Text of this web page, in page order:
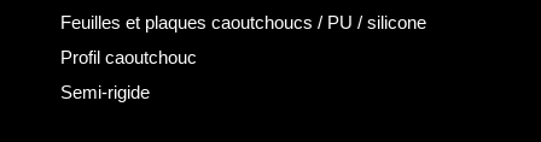
Feuilles et plaques caoutchoucs / PU / silicone
Profil caoutchouc
Semi-rigide